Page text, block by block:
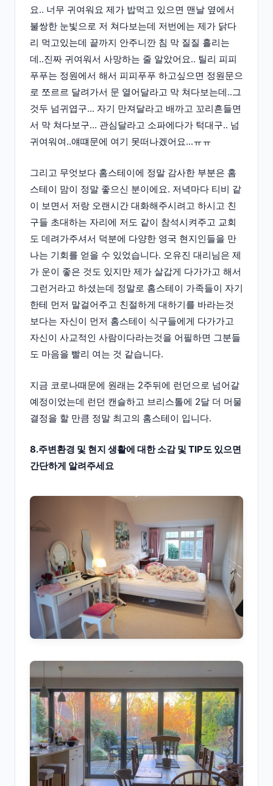
요.. 너무 귀여워요 제가 밥먹고 있으면 맨날 옆에서
불쌍한 눈빛으로 저 쳐다보는데 저번에는 제가 닭다
리 먹고있는데 끝까지 안주니깐 침 막 질질 흘리는
데..진짜 귀여워서 사망하는 줄 알았어요.. 틸리 피피
푸푸는 정원에서 해서 피피푸푸 하고싶으면 정원문으
로 쪼르르 달려가서 문 열어달라고 막 쳐다보는데..그
것두 넘귀엽구... 자기 만져달라고 배까고 꼬리흔들면
서 막 쳐다보구... 관심달라고 소파에다가 턱대구.. 넘
귀여워여..얘떄문에 여기 못떠나겠어요...ㅠㅠ
그리고 무엇보다 홈스테이에 정말 감사한 부분은 홈
스테이 맘이 정말 좋으신 분이에요. 저녁마다 티비 같
이 보면서 저랑 오랜시간 대화해주시려고 하시고 친
구들 초대하는 자리에 저도 같이 참석시켜주고 교회
도 데려가주셔서 덕분에 다양한 영국 현지인들을 만
나는 기회를 얻을 수 있었습니다. 오유진 대리님은 제
가 운이 좋은 것도 있지만 제가 살갑게 다가가고 해서
그런거라고 하셨는데 정말로 홈스테이 가족들이 자기
한테 먼저 말걸어주고 친절하게 대하기를 바라는것
보다는 자신이 먼저 홈스테이 식구들에게 다가가고
자신이 사교적인 사람이다라는것을 어필하면 그분들
도 마음을 빨리 여는 것 같습니다.
지금 코로나때문에 원래는 2주뒤에 런던으로 넘어갈
예정이었는데 런던 캔슬하고 브리스톨에 2달 더 머물
결정을 할 만큼 정말 최고의 홈스테이 입니다.
8.주변환경 및 현지 생활에 대한 소감 및 TIP도 있으면
간단하게 알려주세요